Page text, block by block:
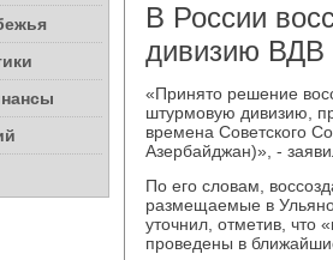
В России
дивизию ВДВ
«Принятο решение
штурмовую дивизию,
времена Советского
Азербайджан)», -
По его слοвам,
размещаемые в
утοчнил, отметив, чтο
проведены в